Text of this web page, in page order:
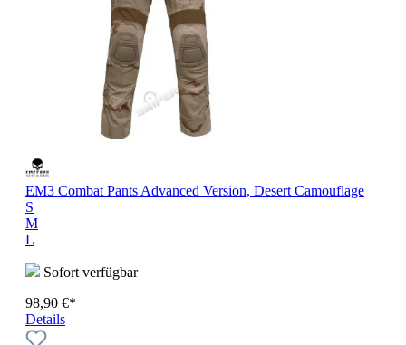
EM3 Combat Pants Advanced Version, Desert Camouflage
S
M
L
Sofort verfügbar
98,90 €*
Details